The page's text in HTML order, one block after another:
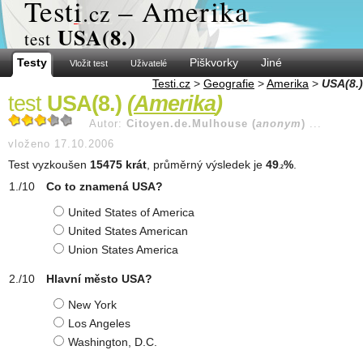
Testi.cz – Amerika
test USA(8.)
Testy Vložit test Uživatelé Piškvorky
Jiné
Testi.cz > Geografie >Amerika > USA(8.)
test USA(8.) (Amerika)
Autor: Citoyen.de.Mulhouse (anonym ) ...
vloženo 17.10.2006
Test vyzkoušen 15475 krát , průměrný výsledek je 49 .2%
Co to znamená USA?
United States of America
United States American
Union States America
Hlavní město USA?
New York
Los Angeles
Washington, D.C.